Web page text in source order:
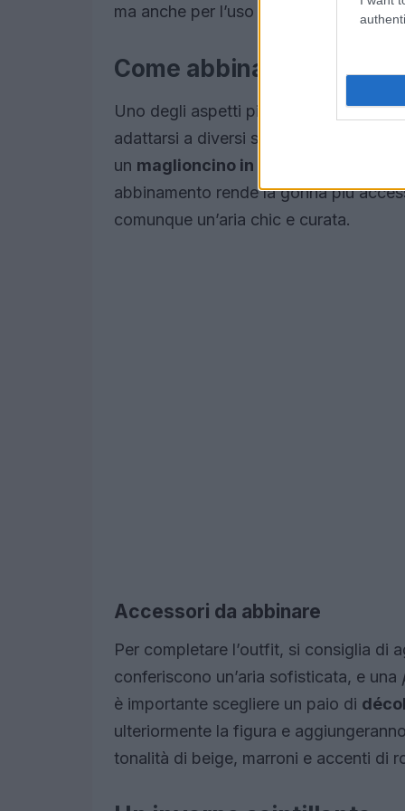
ma anche per l’uso quotidiano.
Come abbinare la
Uno degli aspetti più interessanti della
adattarsi a diversi stili. Per un look
un maglioncino in stile polo
, che
abbinamento rende la gonna più
comunque un’aria chic e curata.
Accessori da abbinare
Per completare l’outfit, si consiglia di
conferiscono un’aria sofisticata, e una
è importante scegliere un paio di
ulteriormente la figura e
tonalità di beige, marroni e accenti di